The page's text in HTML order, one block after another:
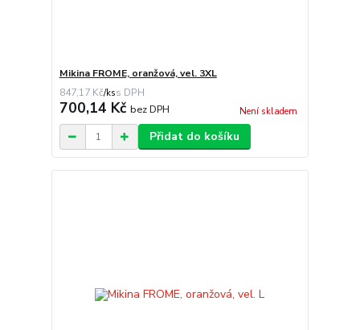
Mikina FROME, oranžová, vel. 3XL
847,17 Kč/ks
700,14 Kč bez DPH Není skladem
Přidat do košíku